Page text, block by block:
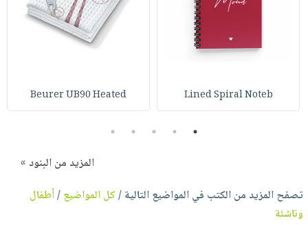
Lined Spiral Noteb
Beurer UB90 Heated
1
2
3
4
5
المزيد من البنود »
تصفح المزيد من الكتب في المواضيع التالية /كل المواضيع/أطفال
وناشئة